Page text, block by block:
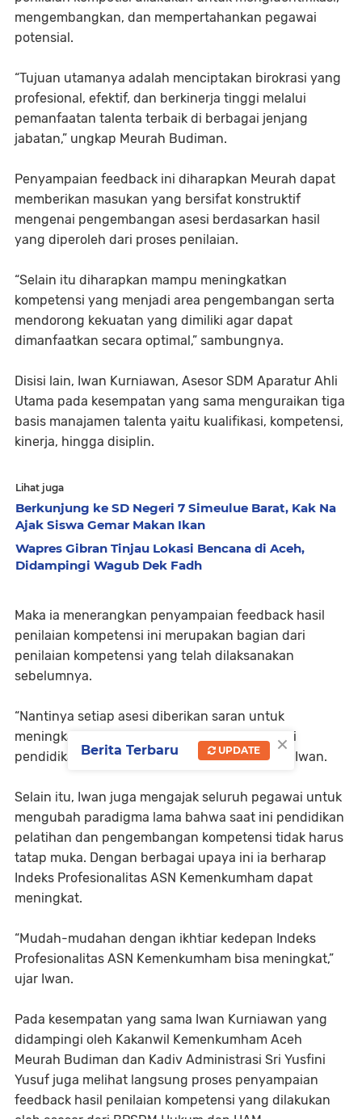
mengembangkan, dan mempertahankan pegawai
potensial.
“Tujuan utamanya adalah menciptakan birokrasi yang
profesional, efektif, dan berkinerja tinggi melalui
pemanfaatan talenta terbaik di berbagai jenjang
jabatan,” ungkap Meurah Budiman.
Penyampaian feedback ini diharapkan Meurah dapat
memberikan masukan yang bersifat konstruktif
mengenai pengembangan asesi berdasarkan hasil
yang diperoleh dari proses penilaian.
“Selain itu diharapkan mampu meningkatkan
kompetensi yang menjadi area pengembangan serta
mendorong kekuatan yang dimiliki agar dapat
dimanfaatkan secara optimal,” sambungnya.
Disisi lain, Iwan Kurniawan, Asesor SDM Aparatur Ahli
Utama pada kesempatan yang sama menguraikan tiga
basis manajamen talenta yaitu kualifikasi, kompetensi,
kinerja, hingga disiplin.
Lihat juga
Berkunjung ke SD Negeri 7 Simeulue Barat, Kak Na
Ajak Siswa Gemar Makan Ikan
Wapres Gibran Tinjau Lokasi Bencana di Aceh,
Didampingi Wagub Dek Fadh
Maka ia menerangkan penyampaian feedback hasil
penilaian kompetensi ini merupakan bagian dari
penilaian kompetensi yang telah dilaksanakan
sebelumnya.
“Nantinya setiap asesi diberikan saran untuk
meningkatkan potensi dan kompetensi melalui
pendidikan pelatihan dan pembelajaran,” kata Iwan.
Selain itu, Iwan juga mengajak seluruh pegawai untuk
mengubah paradigma lama bahwa saat ini pendidikan
pelatihan dan pengembangan kompetensi tidak harus
tatap muka. Dengan berbagai upaya ini ia berharap
Indeks Profesionalitas ASN Kemenkumham dapat
meningkat.
“Mudah-mudahan dengan ikhtiar kedepan Indeks
Profesionalitas ASN Kemenkumham bisa meningkat,”
ujar Iwan.
Pada kesempatan yang sama Iwan Kurniawan yang
didampingi oleh Kakanwil Kemenkumham Aceh
Meurah Budiman dan Kadiv Administrasi Sri Yusfini
Yusuf juga melihat langsung proses penyampaian
feedback hasil penilaian kompetensi yang dilakukan
×
Berita Terbaru UPDATE